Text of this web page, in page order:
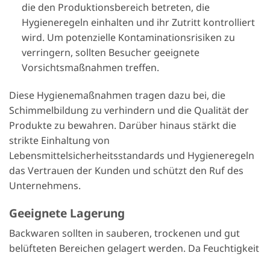
die den Produktionsbereich betreten, die
Hygieneregeln einhalten und ihr Zutritt kontrolliert
wird. Um potenzielle Kontaminationsrisiken zu
verringern, sollten Besucher geeignete
Vorsichtsmaßnahmen treffen.
Diese Hygienemaßnahmen tragen dazu bei, die
Schimmelbildung zu verhindern und die Qualität der
Produkte zu bewahren. Darüber hinaus stärkt die
strikte Einhaltung von
Lebensmittelsicherheitsstandards und Hygieneregeln
das Vertrauen der Kunden und schützt den Ruf des
Unternehmens.
Geeignete Lagerung
Backwaren sollten in sauberen, trockenen und gut
belüfteten Bereichen gelagert werden. Da Feuchtigkeit